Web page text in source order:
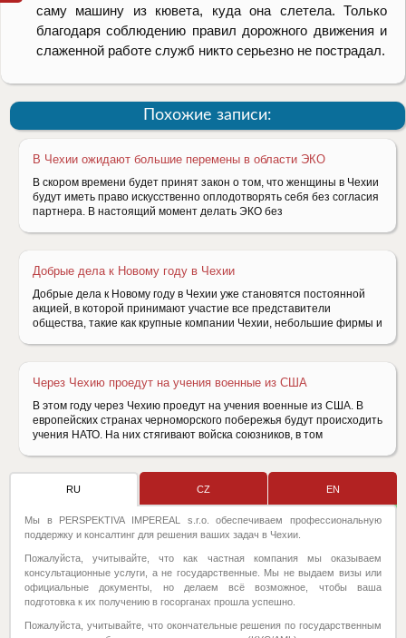
саму машину из кювета, куда она слетела. Только
благодаря соблюдению правил дорожного движения и
слаженной работе служб никто серьезно не пострадал.
Похожие записи:
В Чехии ожидают большие перемены в области ЭКО
В скором времени будет принят закон о том, что женщины в Чехии
будут иметь право искусственно оплодотворять себя без согласия
партнера. В настоящий момент делать ЭКО без
Добрые дела к Новому году в Чехии
Добрые дела к Новому году в Чехии уже становятся постоянной
акцией, в которой принимают участие все представители
общества, такие как крупные компании Чехии, небольшие фирмы и
Через Чехию проедут на учения военные из США
В этом году через Чехию проедут на учения военные из США. В
европейских странах черноморского побережья будут происходить
учения НАТО. На них стягивают войска союзников, в том
RU CZ EN
Мы в PERSPEKTIVA IMPEREAL s.r.o. обеспечиваем профессиональную
поддержку и консалтинг для решения ваших задач в Чехии.
Пожалуйста, учитывайте, что как частная компания мы оказываем
консультационные услуги, а не государственные. Мы не выдаем визы или
официальные документы, но делаем всё возможное, чтобы ваша
подготовка к их получению в госорганах прошла успешно.
Пожалуйста, учитывайте, что окончательные решения по государственным